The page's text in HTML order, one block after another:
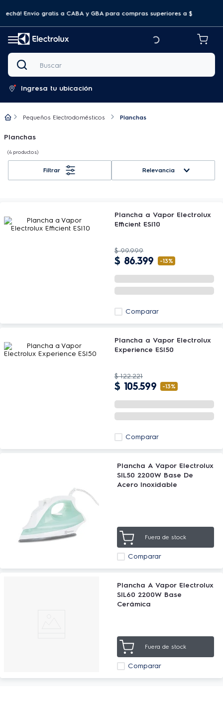
Envío gratis a CABA y GBA para compras superiores a $69.999
Buscar
Ingresa tu ubicación
Pequeños Electrodomésticos Planchas
Planchas
4 productos
Relevancia
Plancha a Vapor Electrolux
Efficient ESI10
$ 99.999
$ 86.399 -13%
Comparar
Plancha a Vapor Electrolux
Experience ESI50
$ 122.221
$ 105.599 -13%
Comparar
Plancha A Vapor Electrolux
SIL50 2200W Base De
Acero Inoxidable
Fuera de stock
Comparar
Plancha A Vapor Electrolux
SIL60 2200W Base
Cerámica
Fuera de stock
Comparar